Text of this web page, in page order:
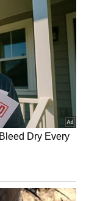
ఆ అమ్మవారి
చాలా
ఒక్కసారిగా షాక్
అప్పుడు
తీసుకొని